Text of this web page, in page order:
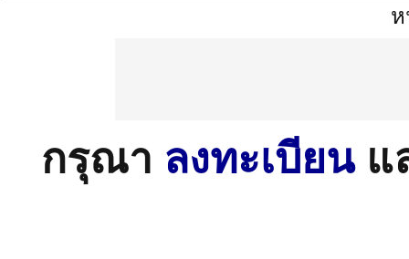
กรุณา ลงทะเบียนแ